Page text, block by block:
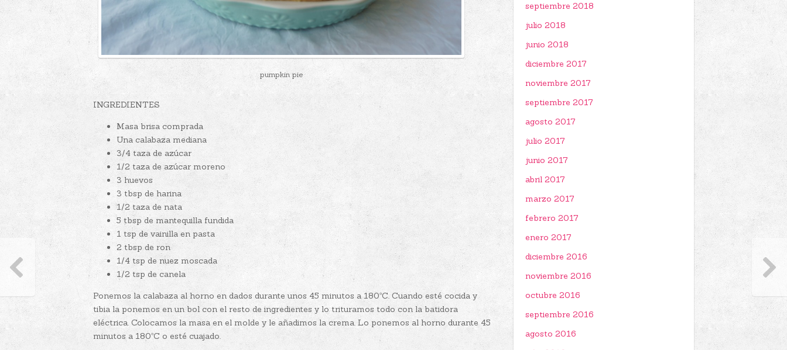
pumpkin pie
INGREDIENTES
Masa brisa comprada
Una calabaza mediana
3/4 taza de azúcar
1/2 taza de azúcar moreno
3 huevos
3 tbsp de harina
1/2 taza de nata
5 tbsp de mantequilla fundida
1 tsp de vainilla en pasta
2 tbsp de ron
1/4 tsp de nuez moscada
1/2 tsp de canela
Ponemos la calabaza al horno en dados durante unos 45 minutos a 180ºC. Cuando esté cocida y
tibia la ponemos en un bol con el resto de ingredientes y lo trituramos todo con la batidora
eléctrica. Colocamos la masa en el molde y le añadimos la crema. Lo ponemos al horno durante 45
minutos a 180ºC o esté cuajado.
septiembre 2018
julio 2018
junio 2018
diciembre 2017
noviembre 2017
septiembre 2017
agosto 2017
julio 2017
junio 2017
abril 2017
marzo 2017
febrero 2017
enero 2017
diciembre 2016
noviembre 2016
octubre 2016
septiembre 2016
agosto 2016